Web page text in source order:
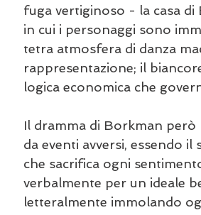
fuga vertiginoso - la casa
in cui i personaggi sono
tetra atmosfera di danza
rappresentazione; il
logica economica che
Il dramma di Borkman
da eventi avversi, essendo
che sacrifica ogni
verbalmente per un ideale
letteralmente immolando